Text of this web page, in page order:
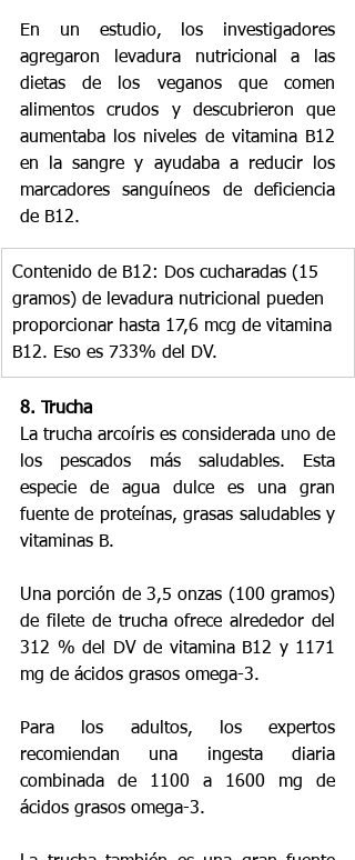
En un estudio, los investigadores
agregaron levadura nutricional a las
dietas de los veganos que comen
alimentos crudos y descubrieron que
aumentaba los niveles de vitamina B12
en la sangre y ayudaba a reducir los
marcadores sanguíneos de deficiencia
de B12.
Contenido de B12: Dos cucharadas (15
gramos) de levadura nutricional pueden
proporcionar hasta 17,6 mcg de vitamina
B12. Eso es 733% del DV.
8. Trucha
La trucha arcoíris es considerada uno de
los pescados más saludables. Esta
especie de agua dulce es una gran
fuente de proteínas, grasas saludables y
vitaminas B.
Una porción de 3,5 onzas (100 gramos)
de filete de trucha ofrece alrededor del
312 % del DV de vitamina B12 y 1171
mg de ácidos grasos omega-3.
Para los adultos, los expertos
recomiendan una ingesta diaria
combinada de 1100 a 1600 mg de
ácidos grasos omega-3.